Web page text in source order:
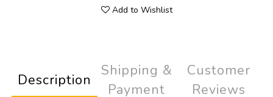
Add to Wishlist
Description
Shipping &
Payment
Customer
Reviews